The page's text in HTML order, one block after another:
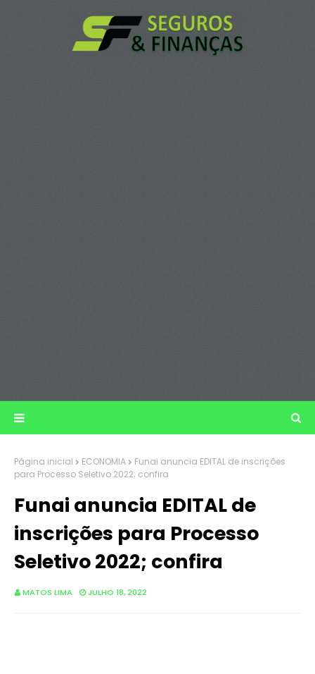
Página inicial ECONOMIA
Funai anuncia EDITAL de inscrições
para Processo Seletivo 2022; confira
Funai anuncia EDITAL de
inscrições para Processo
Seletivo 2022; confira
MATOS LIMA JULHO 18, 2022